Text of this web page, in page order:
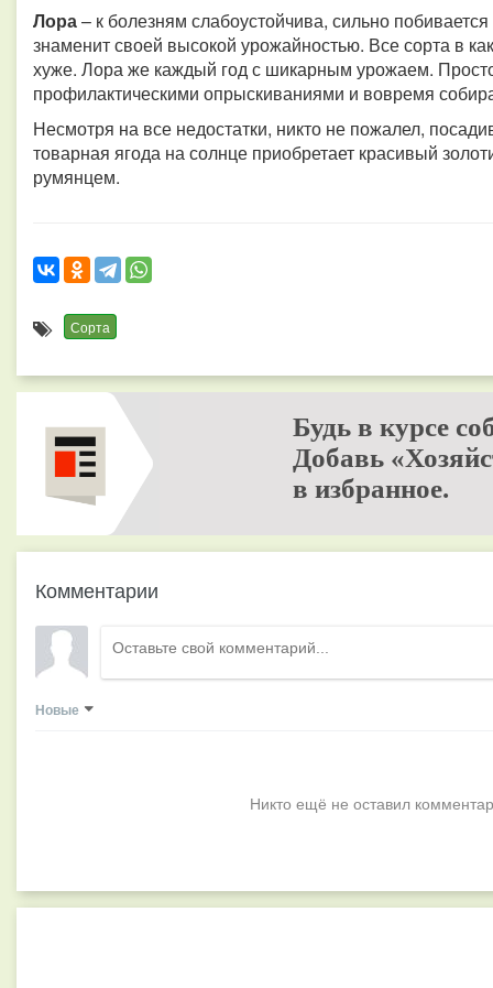
Лора– к болезням слабоустойчива, сильно
знаменит своей высокой урожайностью. Все сорта в
хуже. Лора же каждый год с шикарным урожаем.
профилактическими опрыскиваниями и вовремя
Несмотря на все недостатки, никто не пожалел,
товарная ягода на солнце приобретает красивый
румянцем.
Сорта
Будь в курсе
Добавь
в избранное.
Комментарии
Новые
Никто ещё не оставил